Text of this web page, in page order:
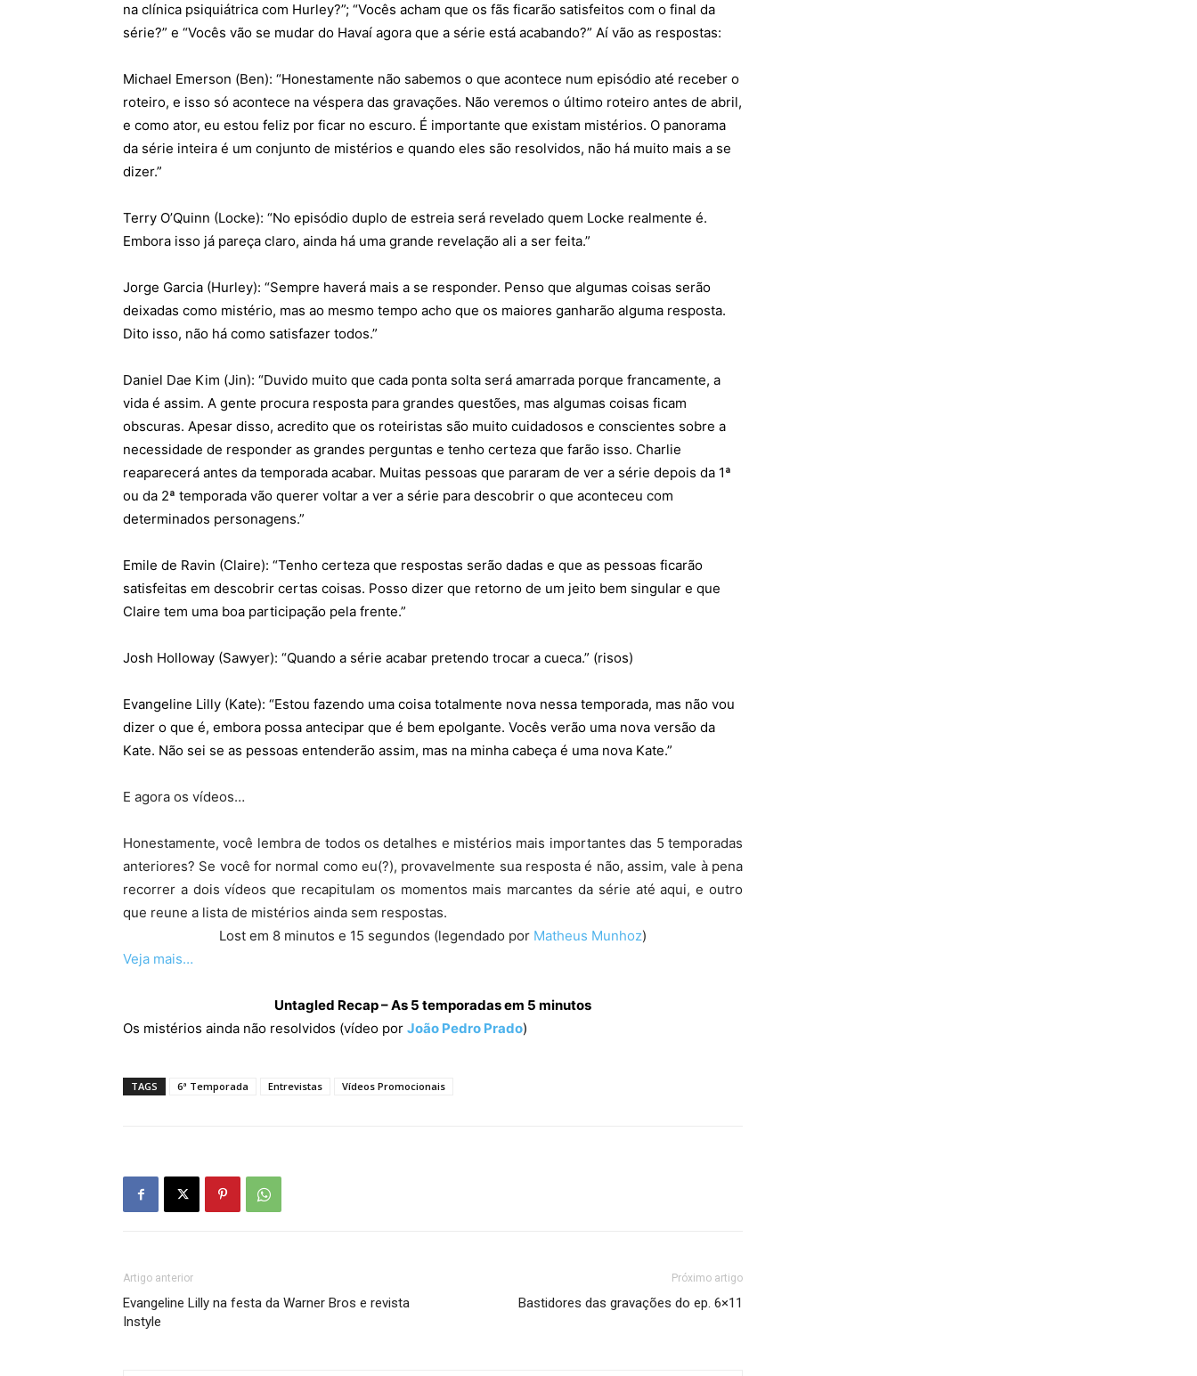
na clínica psiquiátrica com Hurley?”; “Vocês acham que os fãs ficarão satisfeitos com o final da
série?” e “Vocês vão se mudar do Havaí agora que a série está acabando?” Aí vão as respostas:
Michael Emerson (Ben): “Honestamente não sabemos o que acontece num episódio até receber o
roteiro, e isso só acontece na véspera das gravações. Não veremos o último roteiro antes de abril,
e como ator, eu estou feliz por ficar no escuro. É importante que existam mistérios. O panorama
da série inteira é um conjunto de mistérios e quando eles são resolvidos, não há muito mais a se
dizer.”
Terry O’Quinn (Locke): “No episódio duplo de estreia será revelado quem Locke realmente é.
Embora isso já pareça claro, ainda há uma grande revelação ali a ser feita.”
Jorge Garcia (Hurley): “Sempre haverá mais a se responder. Penso que algumas coisas serão
deixadas como mistério, mas ao mesmo tempo acho que os maiores ganharão alguma resposta.
Dito isso, não há como satisfazer todos.”
Daniel Dae Kim (Jin): “Duvido muito que cada ponta solta será amarrada porque francamente, a
vida é assim. A gente procura resposta para grandes questões, mas algumas coisas ficam
obscuras. Apesar disso, acredito que os roteiristas são muito cuidadosos e conscientes sobre a
necessidade de responder as grandes perguntas e tenho certeza que farão isso. Charlie
reaparecerá antes da temporada acabar. Muitas pessoas que pararam de ver a série depois da 1ª
ou da 2ª temporada vão querer voltar a ver a série para descobrir o que aconteceu com
determinados personagens.”
Emile de Ravin (Claire): “Tenho certeza que respostas serão dadas e que as pessoas ficarão
satisfeitas em descobrir certas coisas. Posso dizer que retorno de um jeito bem singular e que
Claire tem uma boa participação pela frente.”
Josh Holloway (Sawyer): “Quando a série acabar pretendo trocar a cueca.” (risos)
Evangeline Lilly (Kate): “Estou fazendo uma coisa totalmente nova nessa temporada, mas não vou
dizer o que é, embora possa antecipar que é bem epolgante. Vocês verão uma nova versão da
Kate. Não sei se as pessoas entenderão assim, mas na minha cabeça é uma nova Kate.”
E agora os vídeos…
Honestamente, você lembra de todos os detalhes e mistérios mais importantes das 5 temporadas
anteriores? Se você for normal como eu(?), provavelmente sua resposta é não, assim, vale à pena
recorrer a dois vídeos que recapitulam os momentos mais marcantes da série até aqui, e outro
que reune a lista de mistérios ainda sem respostas.
Lost em 8 minutos e 15 segundos (legendado por Matheus Munhoz)
Veja mais…
Untagled Recap – As 5 temporadas em 5 minutos
Os mistérios ainda não resolvidos (vídeo por João Pedro Prado)
TAGS 6ª Temporada Entrevistas Vídeos Promocionais
Artigo anterior
Evangeline Lilly na festa da Warner Bros e revista
Instyle
Próximo artigo
Bastidores das gravações do ep. 6×11